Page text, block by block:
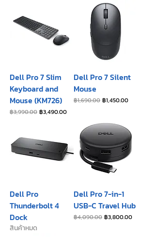
Dell Pro 7 Slim
Keyboard and
Mouse (KM726)
ราคาปกติ
฿3,990.00 ราคาขายลด
฿3,490.00
Dell Pro 7 Silent
Mouse
ราคาปกติ
฿1,690.00 ราคาขายลด
฿1,450.00
Dell Pro
Thunderbolt 4
Dock
สินค้าหมด
Dell Pro 7-in-1
USB-C Travel Hub
ราคาปกติ
฿4,090.00 ราคาขายลด
฿3,800.00